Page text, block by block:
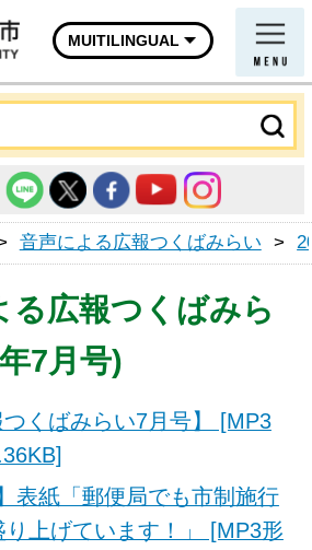
MUITILINGUAL
音声による広報つくばみらい >
る広報つくばみら
7月号)
つくばみらい7月号】 [MP3
表紙「郵便局でも市制施行
り上げています！」 [MP3形